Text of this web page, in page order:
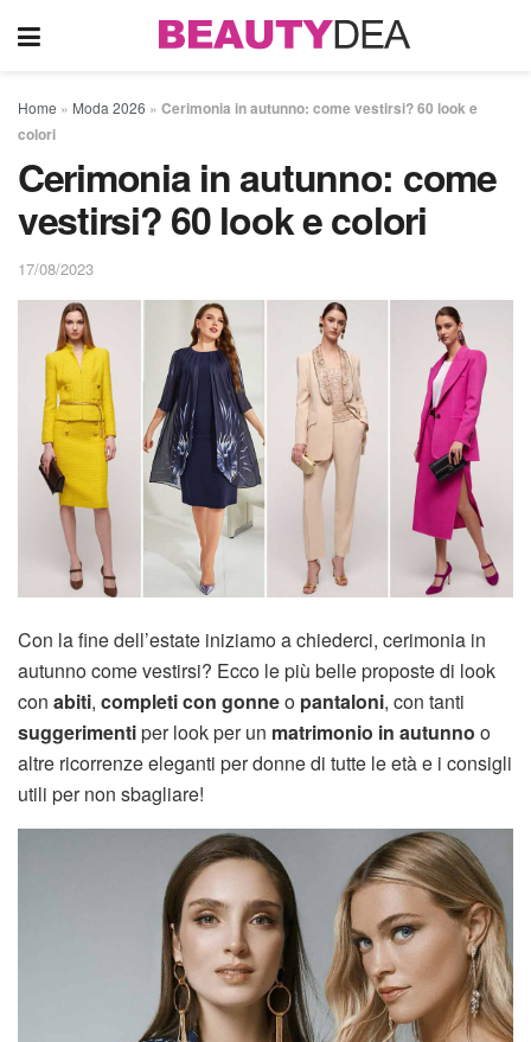
Home » Moda 2026 » Cerimonia in autunno: come vestirsi? 60 look e
colori
Cerimonia in autunno: come
vestirsi? 60 look e colori
17/08/2023
Con la fine dell’estate iniziamo a chiederci, cerimonia in
autunno come vestirsi? Ecco le più belle proposte di look
con abiti, completi con gonneo pantaloni, con tanti
suggerimentiper look per un matrimonio in autunno o
altre ricorrenze eleganti per donne di tutte le età e i consigli
utili per non sbagliare!